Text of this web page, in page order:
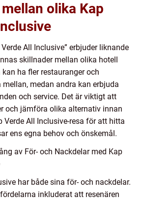
olika Kap
All Inclusive” erbjuder liknande
skillnader mellan olika hotell
kan ha fler restauranger och
medan andra kan erbjuda
och service. Det är viktigt att
och jämföra olika alternativ innan
Verde All Inclusive-resa för att hitta
ens egna behov och önskemål.
av För- och Nackdelar med Kap
har både sina för- och nackdelar.
inkluderat att resenären